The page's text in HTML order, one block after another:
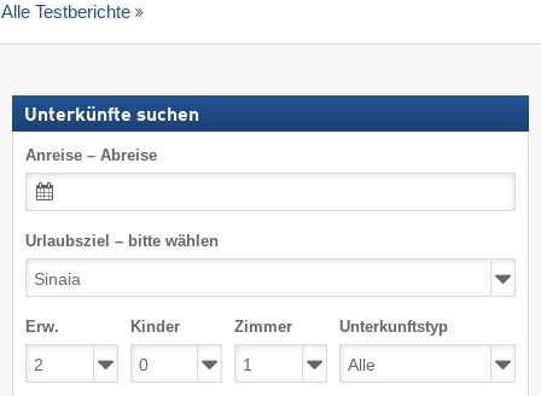
Alle Testberichte
Unterkünfte suchen
Anreise – Abreise
Urlaubsziel – bitte wählen
Erw. Kinder Zimmer Unterkunftstyp